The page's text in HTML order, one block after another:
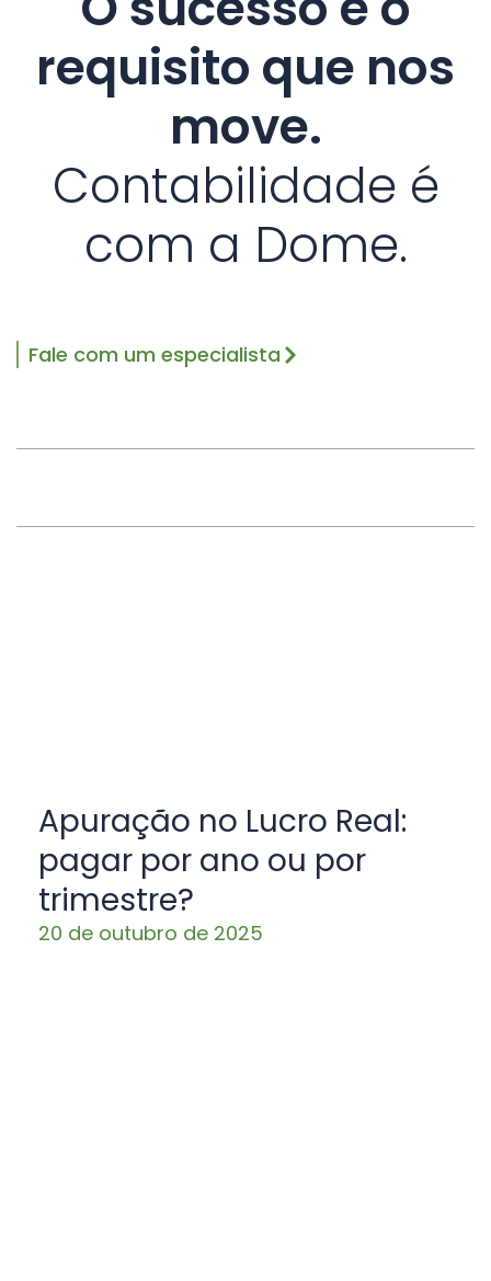
requisito que nos
move.
Contabilidade é
com a Dome.
Fale com um especialista
Apuração no Lucro Real:
pagar por ano ou por
trimestre?
20 de outubro de 2025